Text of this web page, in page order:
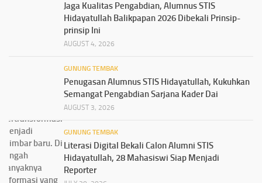
Jaga Kualitas Pengabdian, Alumnus STIS
Hidayatullah Balikpapan 2026 Dibekali Prinsip-
prinsip Ini
AUGUST 4, 2026
GUNUNG TEMBAK
Penugasan Alumnus STIS Hidayatullah, Kukuhkan
Semangat Pengabdian Sarjana Kader Dai
AUGUST 3, 2026
GUNUNG TEMBAK
Literasi Digital Bekali Calon Alumni STIS
Hidayatullah, 28 Mahasiswi Siap Menjadi
Reporter